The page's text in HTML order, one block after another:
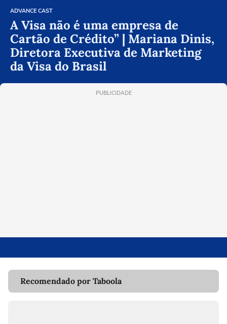
ADVANCE CAST
A Visa não é uma empresa de
Cartão de Crédito” | Mariana Dinis,
Diretora Executiva de Marketing
da Visa do Brasil
PUBLICIDADE
Recomendado por Taboola